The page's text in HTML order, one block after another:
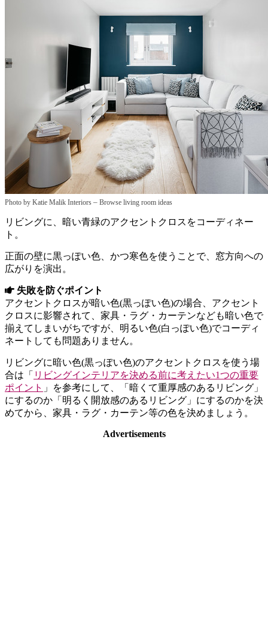
Photo by Katie Malik Interiors – Browse living room ideas
リビングに、暗い青緑のアクセントクロスをコーディネー
ト。
正面の壁に黒っぽい色、かつ寒色を使うことで、窓方向への
広がりを演出。
失敗を防ぐポイント
アクセントクロスが暗い色(黒っぽい色)の場合、アクセント
クロスに影響されて、家具・ラグ・カーテンなども暗い色で
揃えてしまいがちですが、明るい色(白っぽい色)でコーディ
ネートしても問題ありません。
リビングに暗い色(黒っぽい色)のアクセントクロスを使う場
合は「 リビングインテリアを決める前に考えたい1つの重要
ポイント 」を参考にして、「暗くて重厚感のあるリビング」
にするのか「明るく開放感のあるリビング」にするのかを決
めてから、家具・ラグ・カーテン等の色を決めましょう。
Advertisements